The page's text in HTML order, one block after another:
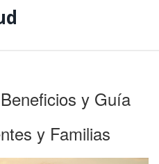
y Guía
y Familias